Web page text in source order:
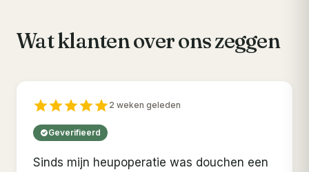
Wat klanten over ons zeggen
2 weken geleden
Geverifieerd
Sinds mijn heupoperatie was douchen een